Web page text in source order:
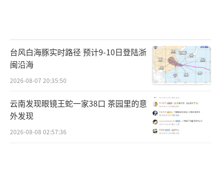
台风白海豚实时路径 预计9-10日登陆浙
闽沿海
2026-08-07 20:35:50
云南发现眼镜王蛇一家38口 茶园里的意
外发现
2026-08-08 02:57:36